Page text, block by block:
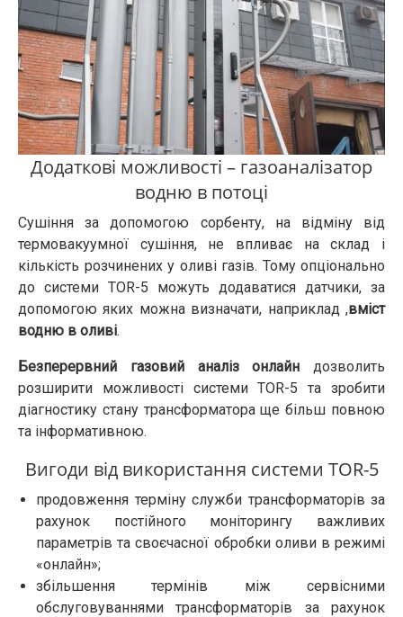
Додаткові можливості – газоаналізатор
водню в потоці
Сушіння за допомогою сорбенту, на відміну від
термовакуумної сушіння, не впливає на склад і
кількість розчинених у оливі газів. Тому опціонально
до системи TOR-5 можуть додаватися датчики, за
допомогою яких можна визначати, наприклад ,вміст
водню в оливі.
Безперервний газовий аналіз онлайн дозволить
розширити можливості системи TOR-5 та зробити
діагностику стану трансформатора ще більш повною
та інформативною.
Вигоди від використання системи TOR-5
продовження терміну служби трансформаторів за
рахунок постійного моніторингу важливих
параметрів та своєчасної обробки оливи в режимі
«онлайн»;
збільшення термінів між сервісними
обслуговуваннями трансформаторів за рахунок